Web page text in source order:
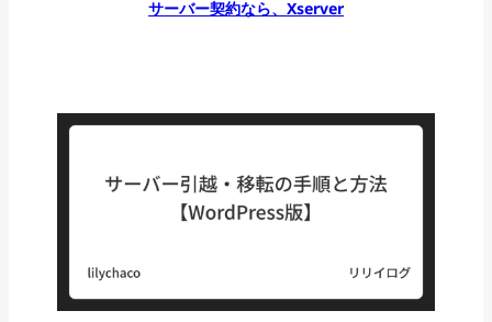
サーバー契約なら、Xserver